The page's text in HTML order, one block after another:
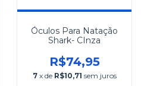
Óculos Para Natação
Shark- CInza
R$74,95
7 x de R$10,71 sem juros